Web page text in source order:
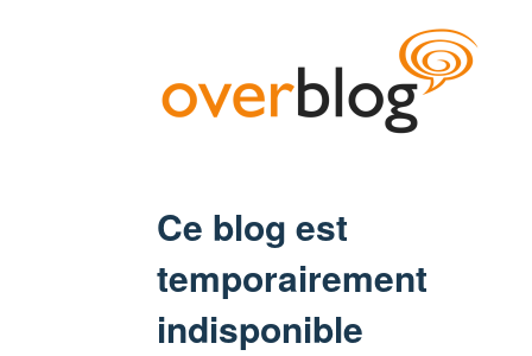
Ce blog est
temporairement
indisponible